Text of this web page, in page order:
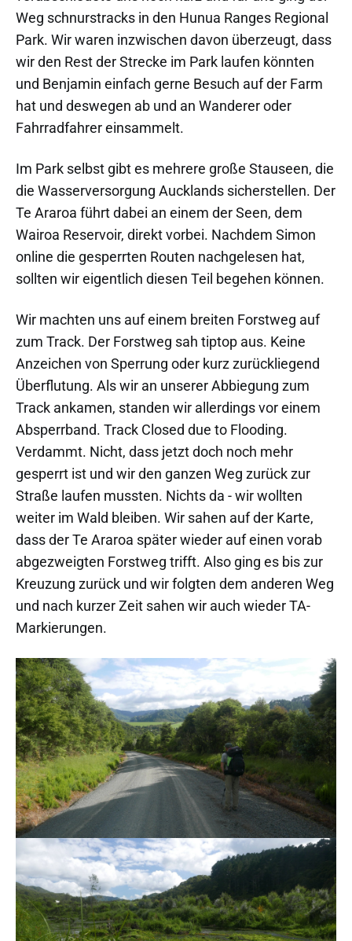
Weg schnurstracks in den Hunua Ranges Regional
Park. Wir waren inzwischen davon überzeugt, dass
wir den Rest der Strecke im Park laufen könnten
und Benjamin einfach gerne Besuch auf der Farm
hat und deswegen ab und an Wanderer oder
Fahrradfahrer einsammelt.
Im Park selbst gibt es mehrere große Stauseen, die
die Wasserversorgung Aucklands sicherstellen. Der
Te Araroa führt dabei an einem der Seen, dem
Wairoa Reservoir, direkt vorbei. Nachdem Simon
online die gesperrten Routen nachgelesen hat,
sollten wir eigentlich diesen Teil begehen können.
Wir machten uns auf einem breiten Forstweg auf
zum Track. Der Forstweg sah tiptop aus. Keine
Anzeichen von Sperrung oder kurz zurückliegend
Überflutung. Als wir an unserer Abbiegung zum
Track ankamen, standen wir allerdings vor einem
Absperrband. Track Closed due to Flooding.
Verdammt. Nicht, dass jetzt doch noch mehr
gesperrt ist und wir den ganzen Weg zurück zur
Straße laufen mussten. Nichts da - wir wollten
weiter im Wald bleiben. Wir sahen auf der Karte,
dass der Te Araroa später wieder auf einen vorab
abgezweigten Forstweg trifft. Also ging es bis zur
Kreuzung zurück und wir folgten dem anderen Weg
und nach kurzer Zeit sahen wir auch wieder TA-
Markierungen.